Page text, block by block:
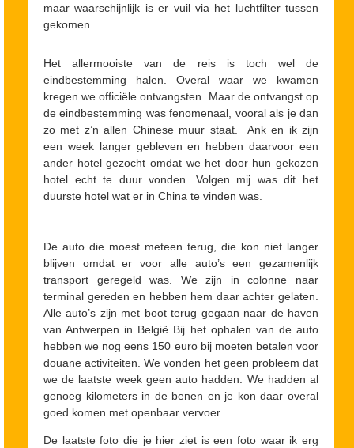
maar waarschijnlijk is er vuil via het luchtfilter tussen
gekomen.
Het allermooiste van de reis is toch wel de
eindbestemming halen. Overal waar we kwamen
kregen we officiële ontvangsten. Maar de ontvangst op
de eindbestemming was fenomenaal, vooral als je dan
zo met z’n allen Chinese muur staat. Ank en ik zijn
een week langer gebleven en hebben daarvoor een
ander hotel gezocht omdat we het door hun gekozen
hotel echt te duur vonden. Volgen mij was dit het
duurste hotel wat er in China te vinden was.
De auto die moest meteen terug, die kon niet langer
blijven omdat er voor alle auto’s een gezamenlijk
transport geregeld was. We zijn in colonne naar
terminal gereden en hebben hem daar achter gelaten.
Alle auto’s zijn met boot terug gegaan naar de haven
van Antwerpen in België Bij het ophalen van de auto
hebben we nog eens 150 euro bij moeten betalen voor
douane activiteiten. We vonden het geen probleem dat
we de laatste week geen auto hadden. We hadden al
genoeg kilometers in de benen en je kon daar overal
goed komen met openbaar vervoer.
De laatste foto die je hier ziet is een foto waar ik erg